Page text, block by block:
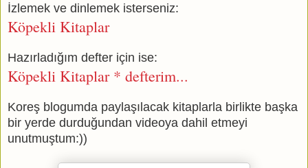
İzlemek ve dinlemek isterseniz:
Köpekli Kitaplar
Hazırladığım defter için ise:
Köpekli Kitaplar * defterim...
Koreş blogumda paylaşılacak kitaplarla birlikte başka
bir yerde durduğundan videoya dahil etmeyi
unutmuştum:))